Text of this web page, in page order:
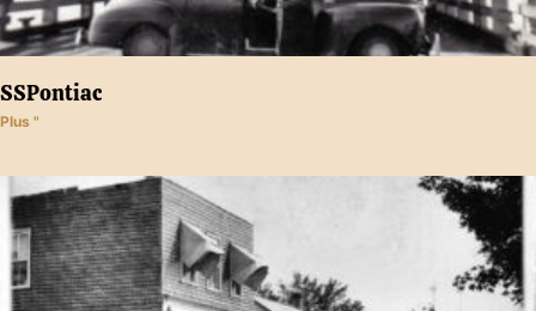
SSPontiac
Plus "